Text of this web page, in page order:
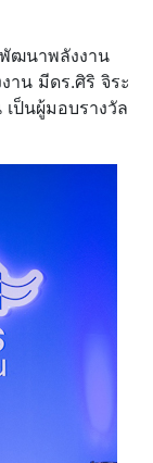
ฒนาพลังงาน
น มีดร.ศิริ จิระ
ป็นผู้มอบรางวัล